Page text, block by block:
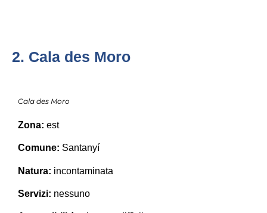
2. Cala des Moro
Cala des Moro
Zona: est
Comune: Santanyí
Natura: incontaminata
Servizi: nessuno